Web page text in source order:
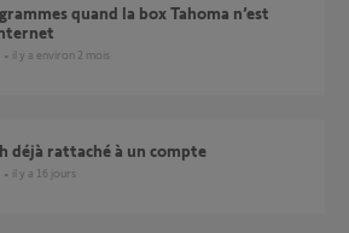
il y a environ 2 mois
déjà rattaché à un compte
il y a 16 jours